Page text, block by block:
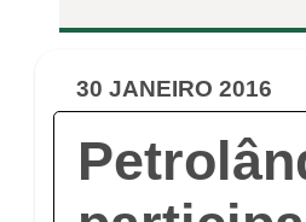
30 JANEIRO 2016